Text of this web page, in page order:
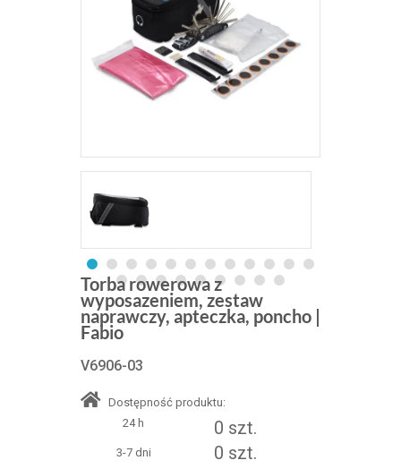
Torba rowerowa z
wyposazeniem, zestaw
naprawczy, apteczka, poncho |
Fabio
V6906-03
Dostępność produktu:
24 h
0 szt.
3-7 dni 0 szt.